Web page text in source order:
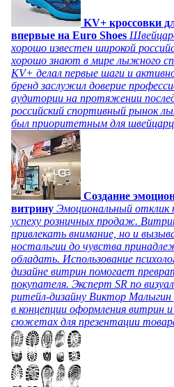
KV+ кроссовки
впервые на Euro Shoes
хорошо известен широкой
хорошо знают в мире лыжного
KV+ делал первые шаги и
бренд заслужил доверие
аудитории на протяжении
российский спортивный рынок
был приоритетным для
Создание
витрину Эмоциональный отклик
успеху розничных продаж.
привлекать внимание, но и
ностальгии до чувства
обладать. Использование
дизайне витрин помогает
покупателя. Эксперт SR по
ритейл-дизайну Виктор Малыгин
в концепции оформления витрин
сюжетах для презентации